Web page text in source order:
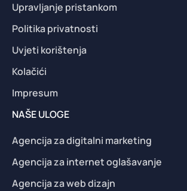
Upravljanje pristankom
Politika privatnosti
Uvjeti korištenja
Kolačići
Impresum
NAŠE ULOGE
Agencija za digitalni marketing
Agencija za internet oglašavanje
Agencija za web dizajn